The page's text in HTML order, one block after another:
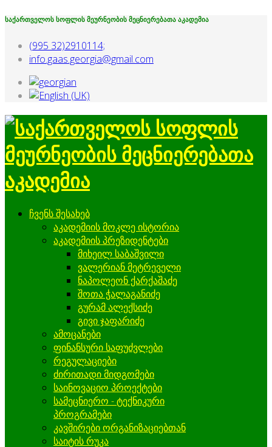
საქართველოს სოფლის მეურნეობის მეცნიერებათა აკადემია
(995 32)2910114;
info.gaas.georgia@gmail.com
ჩვენს შესახებ
აკადემიის მოკლე ისტორია
აკადემიის პრეზიდენტები
მიხეილ საბაშვილი
ვალერიან მეტრეველი
ნაპოლეონ ქარქაშაძე
შოთა ჭალაგანიძე
გურამ ალექსიძე
გივი ჯაფარიძე
ამოცანები
ფინანსური საფუძვლები
რეგულაციები
ძირითადი მიდგომები
საინოვაციო პროექტები
სამეცნიერო - ტექნიკური
პროგრამები
კავშირები ორგანიზაციებთან
საიტის რუკა